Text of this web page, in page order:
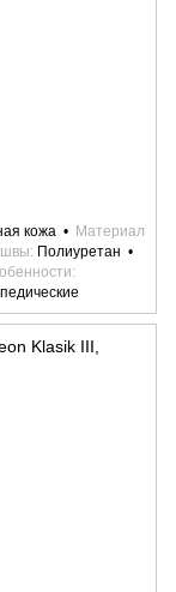
кожа
Материал
Полиуретан